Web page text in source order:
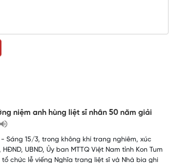
niệm anh hùng liệt sĩ nhân 50 năm giải
- Sáng 15/3, trong không khí trang nghiêm, xúc
UBND, Ủy ban MTTQ Việt Nam tỉnh Kon Tum
chức lễ viếng Nghĩa trang liệt sĩ và Nhà bia ghi